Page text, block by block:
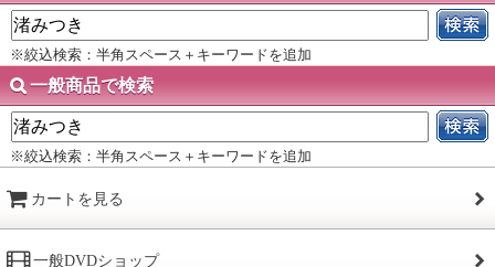
※絞込検索：半角スペース＋キーワードを追加
一般商品で検索
※絞込検索：半角スペース＋キーワードを追加
カートを見る
一般DVDショップ